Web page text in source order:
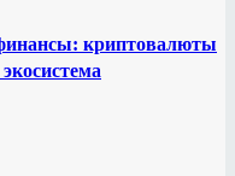
криптовалюты